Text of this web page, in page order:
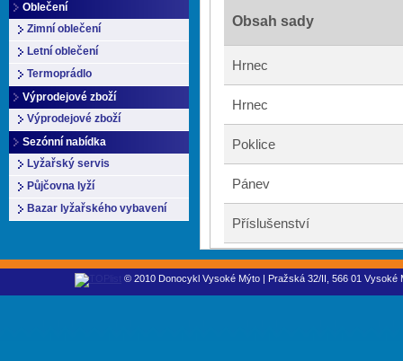
Oblečení
Zimní oblečení
Letní oblečení
Termoprádlo
Výprodejové zboží
Výprodejové zboží
Sezónní nabídka
Lyžařský servis
Půjčovna lyží
Bazar lyžařského vybavení
Obsah sady
Hrnec
Hrnec
Poklice
Pánev
Příslušenství
© 2010 Donocykl Vysoké Mýto | Pražská 32/II, 566 01 Vysoké